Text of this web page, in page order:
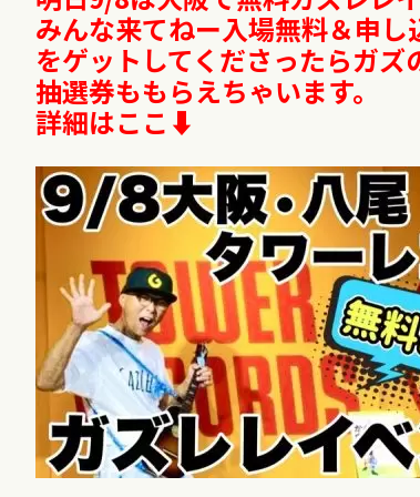
みんな来てねー入場無料＆申
をゲットしてくださったらガ
抽選券ももらえちゃいます。
詳細はここ⬇︎